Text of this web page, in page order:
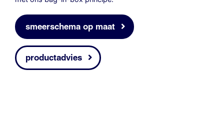
smeerschema op maat
productadvies